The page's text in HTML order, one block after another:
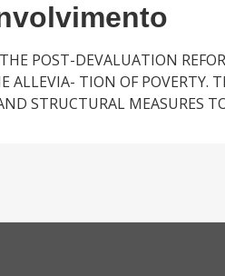
POST-DEVALUATION
ALLEVIA- TION OF POVERTY.
STRUCTURAL MEASURES